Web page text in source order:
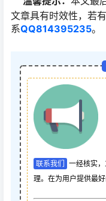
文章具有时效性，若
系QQ814395235。
联系我们 一经核实
理。在为用户提供最